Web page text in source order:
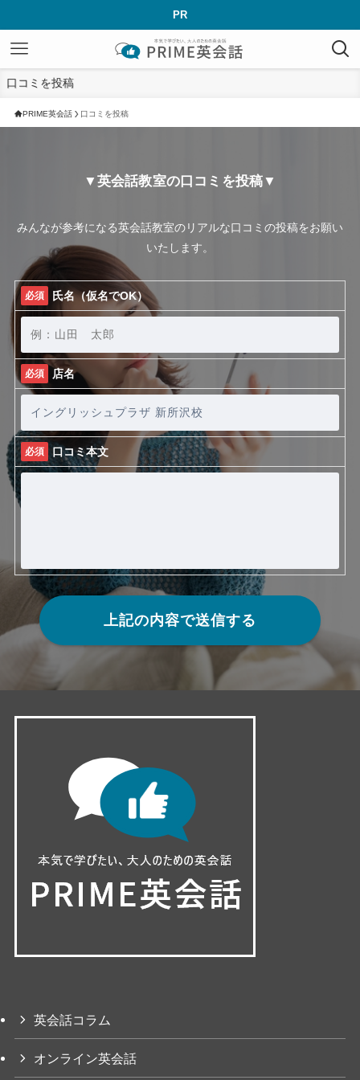
PR
口コミを投稿
PRIME英会話 口コミを投稿
▼英会話教室の口コミを投稿▼
みんなが参考になる英会話教室のリアルな口コミの投稿をお願い
いたします。
必須 氏名（仮名でOK）
必須 店名
必須 口コミ本文
英会話コラム
オンライン英会話